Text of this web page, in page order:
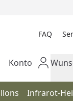
FAQ
Mein Konto
Konto
Infrarot-